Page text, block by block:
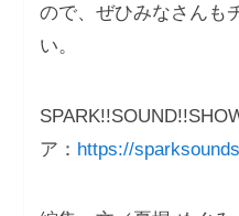
ので、ぜひみなさんも
い。
ア： https://